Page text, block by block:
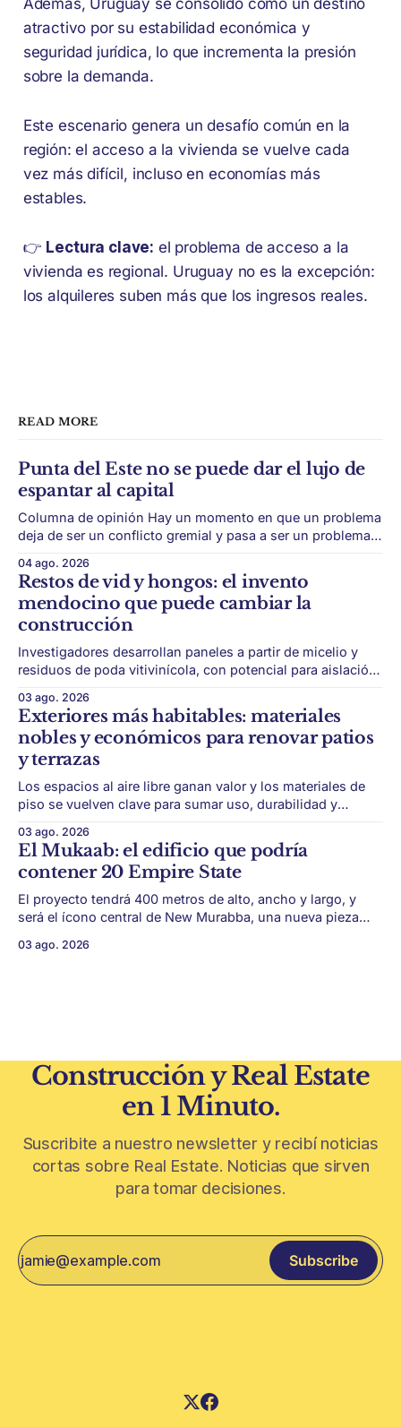
atractivo por su estabilidad económica y
seguridad jurídica, lo que incrementa la presión
sobre la demanda.
Este escenario genera un desafío común en la
región: el acceso a la vivienda se vuelve cada
vez más difícil, incluso en economías más
estables.
👉 Lectura clave: el problema de acceso a la
vivienda es regional. Uruguay no es la excepción:
los alquileres suben más que los ingresos reales.
READ MORE
Punta del Este no se puede dar el lujo de
espantar al capital
Columna de opinión Hay un momento en que un problema
deja de ser un conflicto gremial y pasa a ser un problema
sin rodeos: lo que está en juego en Punta del Este no es
una obra, ni una temporada,
04 ago. 2026
Restos de vid y hongos: el invento
mendocino que puede cambiar la
construcción
Investigadores desarrollan paneles a partir de micelio y
residuos de poda vitivinícola, con potencial para aislación
puede convertir un residuo vitivinícola en un material de
construcción. El desarrollo parte de restos de poda de vid
y micelio, la parte vegetativa de los
03 ago. 2026
Exteriores más habitables: materiales
nobles y económicos para renovar patios
y terrazas
Los espacios al aire libre ganan valor y los materiales de
piso se vuelven clave para sumar uso, durabilidad y
y terrazas se volvieron protagonistas de la vivienda.
Después de años en los que el exterior era visto como un
plus,
03 ago. 2026
El Mukaab: el edificio que podría
contener 20 Empire State
El proyecto tendrá 400 metros de alto, ancho y largo, y
será el ícono central de New Murabba, una nueva pieza
avanza con una de las obras más ambiciosas del
03 ago. 2026
Construcción y Real Estate
en 1 Minuto.
Suscribite a nuestro newsletter y recibí noticias
cortas sobre Real Estate. Noticias que sirven
para tomar decisiones.
Subscribe